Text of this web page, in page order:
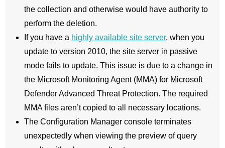
the collection and otherwise would have authority to
perform the deletion.
If you have a highly available site server, when you
update to version 2010, the site server in passive
mode fails to update. This issue is due to a change in
the Microsoft Monitoring Agent (MMA) for Microsoft
Defender Advanced Threat Protection. The required
MMA files aren’t copied to all necessary locations.
The Configuration Manager console terminates
unexpectedly when viewing the preview of query